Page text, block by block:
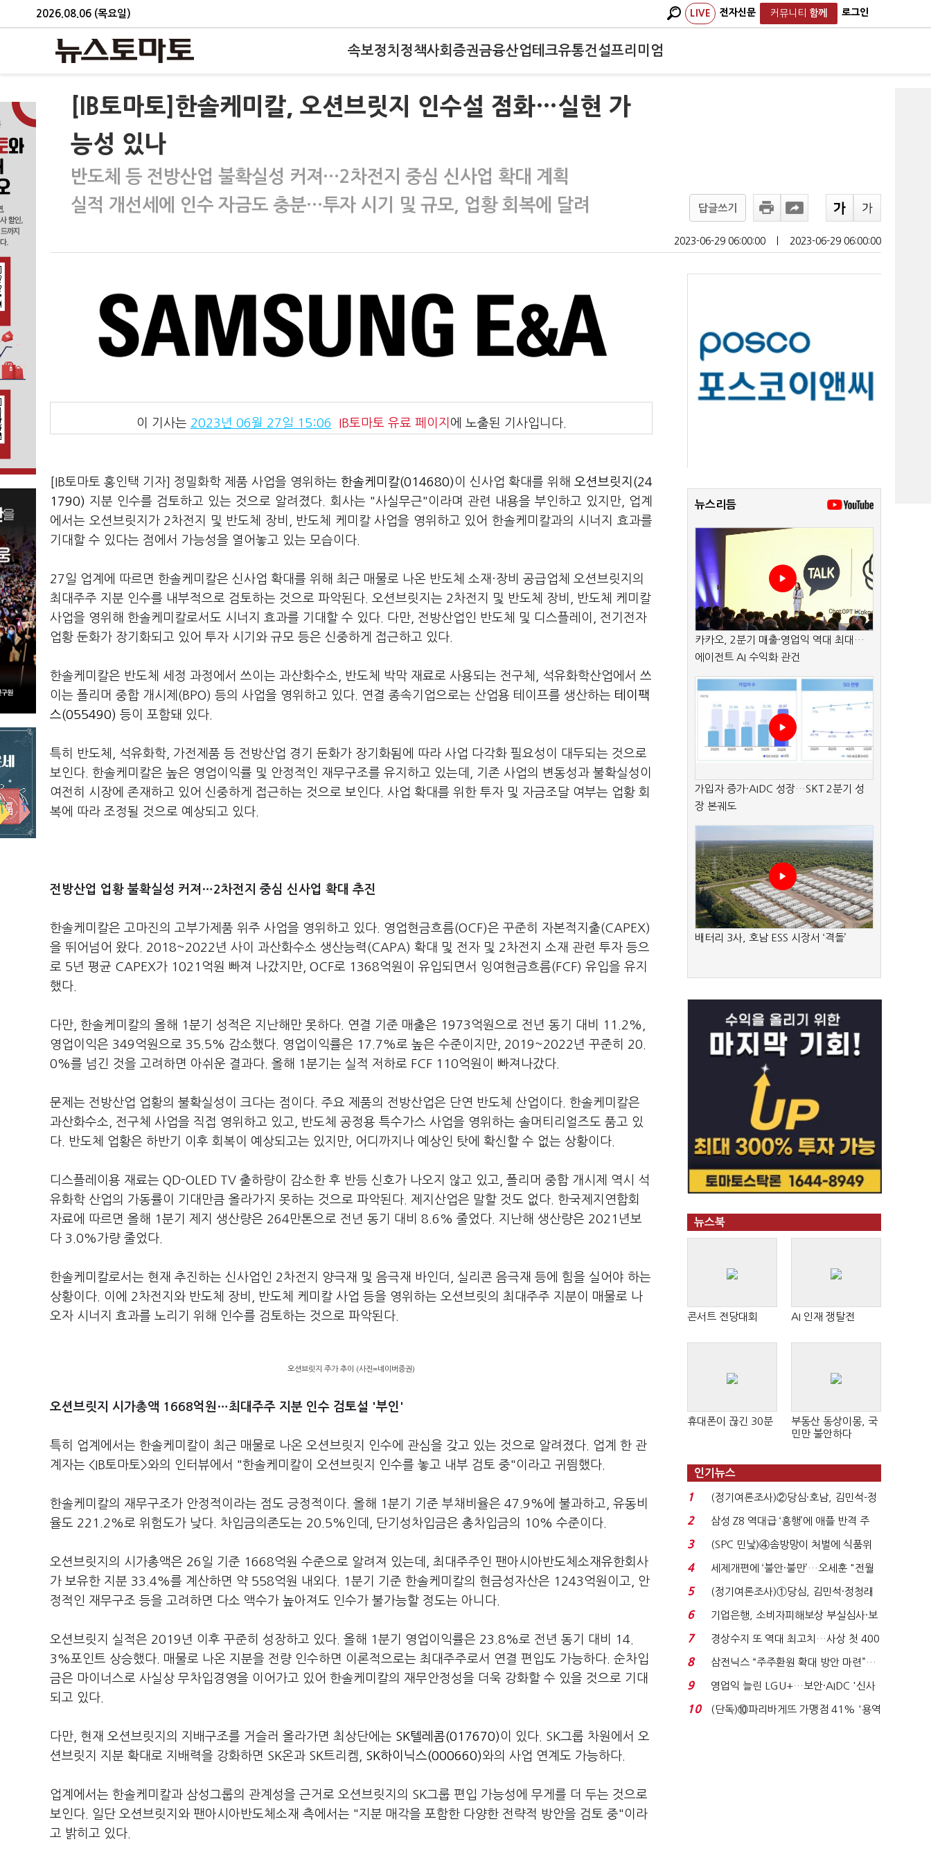
2026.08.06 (목요일) LIVE 전자신문 커뮤니티 함께 로그인
속보정치 정책사회 증권금융산업테크유통건설프리미엄
[IB토마토]한솔케미칼, 오션브릿지 인수설 점화…실현 가
능성 있나
반도체 등 전방산업 불확실성 커져…2차전지 중심 신사업 확대 계획
실적 개선세에 인수 자금도 충분…투자 시기 및 규모, 업황 회복에 달려
답글쓰기
2023-06-29 06:00:00 2023-06-29 06:00:00
이 기사는 2023년 06월 27일 15:06 IB토마토 유료 페이지 에 노출된 기사입니다.
[IB토마토 홍인택 기자] 정밀화학 제품 사업을 영위하는 한솔케미칼(014680)이 신사업 확대를 위해 오션브릿지(24
1790) 지분 인수를 검토하고 있는 것으로 알려졌다. 회사는 "사실무근"이라며 관련 내용을 부인하고 있지만, 업계
에서는 오션브릿지가 2차전지 및 반도체 장비, 반도체 케미칼 사업을 영위하고 있어 한솔케미칼과의 시너지 효과를
기대할 수 있다는 점에서 가능성을 열어놓고 있는 모습이다.
27일 업계에 따르면 한솔케미칼은 신사업 확대를 위해 최근 매물로 나온 반도체 소재·장비 공급업체 오션브릿지의
최대주주 지분 인수를 내부적으로 검토하는 것으로 파악된다. 오션브릿지는 2차전지 및 반도체 장비, 반도체 케미칼
사업을 영위해 한솔케미칼로서도 시너지 효과를 기대할 수 있다. 다만, 전방산업인 반도체 및 디스플레이, 전기전자
업황 둔화가 장기화되고 있어 투자 시기와 규모 등은 신중하게 접근하고 있다.
한솔케미칼은 반도체 세정 과정에서 쓰이는 과산화수소, 반도체 박막 재료로 사용되는 전구체, 석유화학산업에서 쓰
이는 폴리머 중합 개시제(BPO) 등의 사업을 영위하고 있다. 연결 종속기업으로는 산업용 테이프를 생산하는 테이팩
스(055490) 등이 포함돼 있다.
특히 반도체, 석유화학, 가전제품 등 전방산업 경기 둔화가 장기화됨에 따라 사업 다각화 필요성이 대두되는 것으로
보인다. 한솔케미칼은 높은 영업이익률 및 안정적인 재무구조를 유지하고 있는데, 기존 사업의 변동성과 불확실성이
여전히 시장에 존재하고 있어 신중하게 접근하는 것으로 보인다. 사업 확대를 위한 투자 및 자금조달 여부는 업황 회
복에 따라 조정될 것으로 예상되고 있다.
전방산업 업황 불확실성 커져…2차전지 중심 신사업 확대 추진
한솔케미칼은 고마진의 고부가제품 위주 사업을 영위하고 있다. 영업현금흐름(OCF)은 꾸준히 자본적지출(CAPEX)
을 뛰어넘어 왔다. 2018~2022년 사이 과산화수소 생산능력(CAPA) 확대 및 전자 및 2차전지 소재 관련 투자 등으
로 5년 평균 CAPEX가 1021억원 빠져 나갔지만, OCF로 1368억원이 유입되면서 잉여현금흐름(FCF) 유입을 유지
했다.
다만, 한솔케미칼의 올해 1분기 성적은 지난해만 못하다. 연결 기준 매출은 1973억원으로 전년 동기 대비 11.2%,
영업이익은 349억원으로 35.5% 감소했다. 영업이익률은 17.7%로 높은 수준이지만, 2019~2022년 꾸준히 20.
0%를 넘긴 것을 고려하면 아쉬운 결과다. 올해 1분기는 실적 저하로 FCF 110억원이 빠져나갔다.
문제는 전방산업 업황의 불확실성이 크다는 점이다. 주요 제품의 전방산업은 단연 반도체 산업이다. 한솔케미칼은
과산화수소, 전구체 사업을 직접 영위하고 있고, 반도체 공정용 특수가스 사업을 영위하는 솔머티리얼즈도 품고 있
다. 반도체 업황은 하반기 이후 회복이 예상되고는 있지만, 어디까지나 예상인 탓에 확신할 수 없는 상황이다.
디스플레이용 재료는 QD-OLED TV 출하량이 감소한 후 반등 신호가 나오지 않고 있고, 폴리머 중합 개시제 역시 석
유화학 산업의 가동률이 기대만큼 올라가지 못하는 것으로 파악된다. 제지산업은 말할 것도 없다. 한국제지연합회
자료에 따르면 올해 1분기 제지 생산량은 264만톤으로 전년 동기 대비 8.6% 줄었다. 지난해 생산량은 2021년보
다 3.0%가량 줄었다.
한솔케미칼로서는 현재 추진하는 신사업인 2차전지 양극재 및 음극재 바인더, 실리콘 음극재 등에 힘을 실어야 하는
상황이다. 이에 2차전지와 반도체 장비, 반도체 케미칼 사업 등을 영위하는 오션브릿의 최대주주 지분이 매물로 나
오자 시너지 효과를 노리기 위해 인수를 검토하는 것으로 파악된다.
오션브릿지 주가 추이 (사진=네이버증권)
오션브릿지 시가총액 1668억원…최대주주 지분 인수 검토설 '부인'
특히 업계에서는 한솔케미칼이 최근 매물로 나온 오션브릿지 인수에 관심을 갖고 있는 것으로 알려졌다. 업계 한 관
계자는 <IB토마토>와의 인터뷰에서 "한솔케미칼이 오션브릿지 인수를 놓고 내부 검토 중"이라고 귀띔했다.
한솔케미칼의 재무구조가 안정적이라는 점도 긍정적이다. 올해 1분기 기준 부채비율은 47.9%에 불과하고, 유동비
율도 221.2%로 위험도가 낮다. 차입금의존도는 20.5%인데, 단기성차입금은 총차입금의 10% 수준이다.
오션브릿지의 시가총액은 26일 기준 1668억원 수준으로 알려져 있는데, 최대주주인 팬아시아반도체소재유한회사
가 보유한 지분 33.4%를 계산하면 약 558억원 내외다. 1분기 기준 한솔케미칼의 현금성자산은 1243억원이고, 안
정적인 재무구조 등을 고려하면 다소 액수가 높아져도 인수가 불가능할 정도는 아니다.
오션브릿지 실적은 2019년 이후 꾸준히 성장하고 있다. 올해 1분기 영업이익률은 23.8%로 전년 동기 대비 14.
3%포인트 상승했다. 매물로 나온 지분을 전량 인수하면 이론적으로는 최대주주로서 연결 편입도 가능하다. 순차입
금은 마이너스로 사실상 무차입경영을 이어가고 있어 한솔케미칼의 재무안정성을 더욱 강화할 수 있을 것으로 기대
되고 있다.
다만, 현재 오션브릿지의 지배구조를 거슬러 올라가면 최상단에는 SK텔레콤(017670)이 있다. SK그룹 차원에서 오
션브릿지 지분 확대로 지배력을 강화하면 SK온과 SK트리켐, SK하이닉스(000660)와의 사업 연계도 가능하다.
업계에서는 한솔케미칼과 삼성그룹의 관계성을 근거로 오션브릿지의 SK그룹 편입 가능성에 무게를 더 두는 것으로
보인다. 일단 오션브릿지와 팬아시아반도체소재 측에서는 "지분 매각을 포함한 다양한 전략적 방안을 검토 중"이라
고 밝히고 있다.
뉴스리듬
카카오, 2분기 매출·영업익 역대 최대…
에이전트 AI 수익화 관건
가입자 증가·AIDC 성장…SKT 2분기 성
장 본궤도
배터리 3사, 호남 ESS 시장서 ‘격돌’
뉴스북
콘서트 전당대회 AI 인재 쟁탈전
휴대폰이 끊긴 30분
부동산 동상이몽, 국
민만 불안하다
인기뉴스
1
(정기여론조사)②당심·호남, 김민석-정
청래 '초접전'...
2
삼성 Z8 역대급 ‘흥행’에 애플 반격 주
목…9월 ‘폴...
3
(SPC 민낯)④솜방망이 처벌에 식품위
생법 위반 반복...
4
세제개편에 ‘불안·불만’…오세훈 "전월
세 구하기 더 ...
5
(정기여론조사)①당심, 김민석·정청래
'초접전'…대통령 ...
6
기업은행, 소비자피해보상 부실심사·보
이스피싱 공시 ...
7
경상수지 또 역대 최고치…사상 첫 400
억달러에 '3% 성...
8
삼전닉스 “주주환원 확대 방안 마련”…
로이터에 성명...
9
영업익 늘린 LGU+…보안·AIDC '신사
업 드라이브'...
10
(단독)⑩파리바게뜨 가맹점 41% '용역